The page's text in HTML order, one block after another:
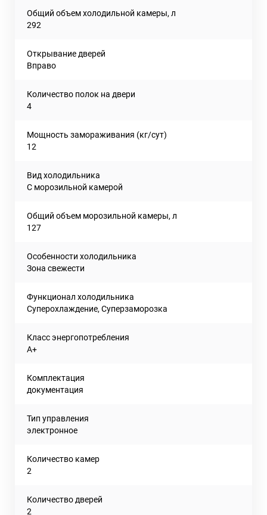
Общий объем холодильной камеры, л
292
Открывание дверей
Вправо
Количество полок на двери
4
Мощность замораживания (кг/сут)
12
Вид холодильника
С морозильной камерой
Общий объем морозильной камеры, л
127
Особенности холодильника
Зона свежести
Функционал холодильника
Суперохлаждение, Суперзаморозка
Класс энергопотребления
A+
Комплектация
документация
Тип управления
электронное
Количество камер
2
Количество дверей
2